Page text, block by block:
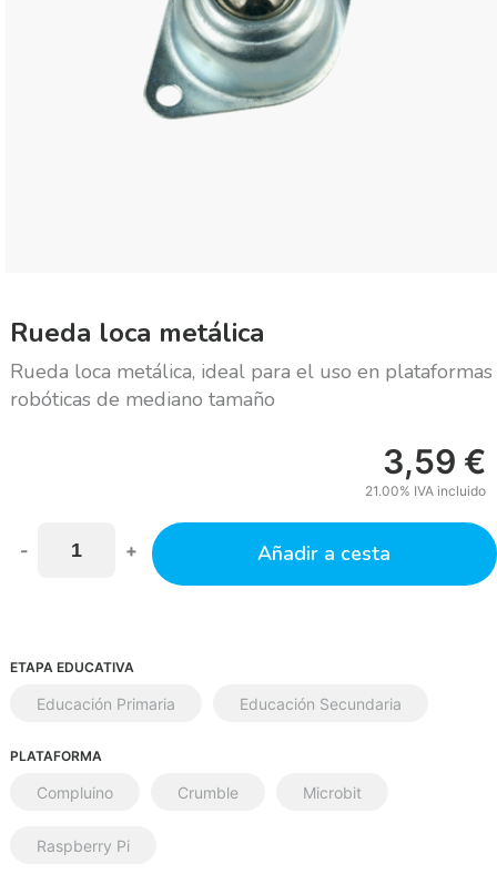
Rueda loca metálica
Rueda loca metálica, ideal para el uso en plataformas
robóticas de mediano tamaño
3,59 €
21.00% IVA incluido
- + Añadir a cesta
ETAPA EDUCATIVA
Educación Primaria Educación Secundaria
PLATAFORMA
Compluino Crumble Microbit
Raspberry Pi